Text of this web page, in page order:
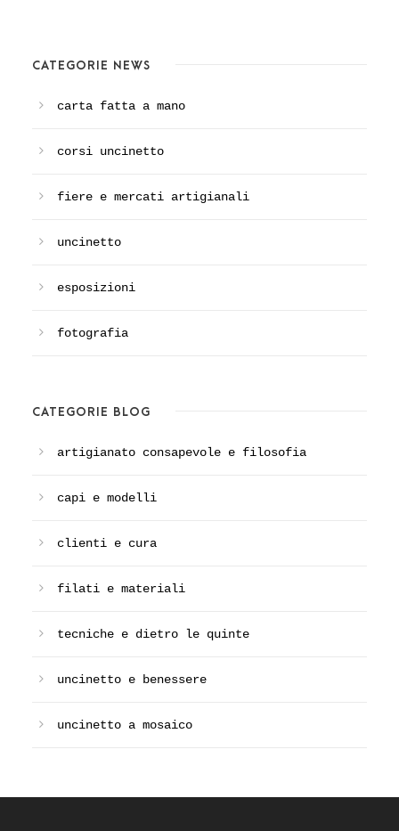
CATEGORIE NEWS
carta fatta a mano
corsi uncinetto
fiere e mercati artigianali
uncinetto
esposizioni
fotografia
CATEGORIE BLOG
artigianato consapevole e filosofia
capi e modelli
clienti e cura
filati e materiali
tecniche e dietro le quinte
uncinetto e benessere
uncinetto a mosaico